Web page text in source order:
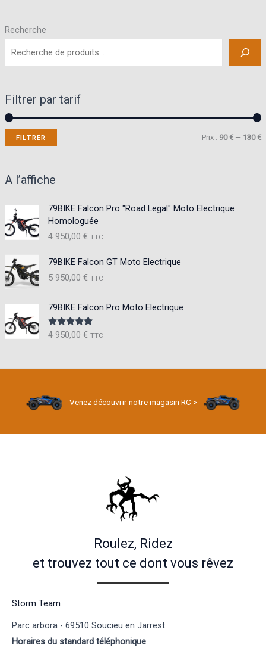
Recherche
Filtrer par tarif
PP
FILTRER Prix : 90 € — 130 €
A l’affiche
79BIKE Falcon Pro "Road Legal" Moto Electrique
Homologuée
4 950,00 € TTC
79BIKE Falcon GT Moto Electrique
5 950,00 € TTC
79BIKE Falcon Pro Moto Electrique
Note5.00
4 950,00 € TTC
Venez découvrir notre magasin RC >
Roulez, Ridez
et trouvez tout ce dont vous rêvez
Storm Team
Parc arbora - 69510 Soucieu en Jarrest
Horaires du standard téléphonique